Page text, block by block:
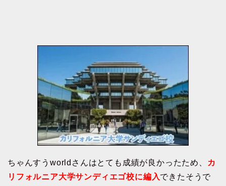
ちゃんすうworldさんはとても成績が良かったため、
カ
リフォルニア大学サンディエゴ校に編入できたそうで